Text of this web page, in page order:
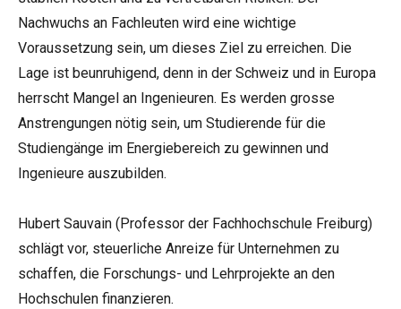
Nachwuchs an Fachleuten wird eine wichtige
Voraussetzung sein, um dieses Ziel zu erreichen. Die
Lage ist beunruhigend, denn in der Schweiz und in Europa
herrscht Mangel an Ingenieuren. Es werden grosse
Anstrengungen nötig sein, um Studierende für die
Studiengänge im Energiebereich zu gewinnen und
Ingenieure auszubilden.
Hubert Sauvain (Professor der Fachhochschule Freiburg)
schlägt vor, steuerliche Anreize für Unternehmen zu
schaffen, die Forschungs- und Lehrprojekte an den
Hochschulen finanzieren.